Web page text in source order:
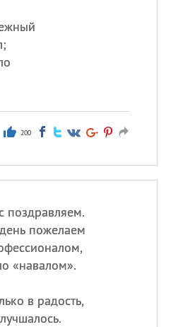
200
поздравляем.
пожелаем
«навалом».
в радость,